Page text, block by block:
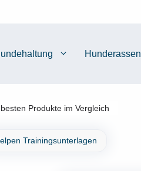
Hunderassen
Produkte im Vergleich
Trainingsunterlagen